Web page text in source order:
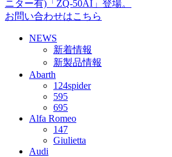
ニター有)「ZQ-50AI」登場。
お問い合わせはこちら
NEWS
新着情報
新製品情報
Abarth
124spider
595
695
Alfa Romeo
147
Giulietta
Audi